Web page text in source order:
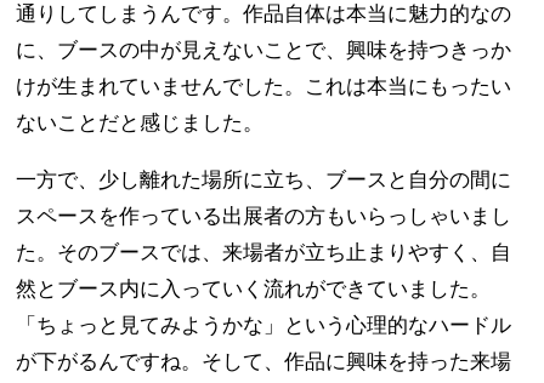
通りしてしまうんです。作品自体は本当に魅力的なの
に、ブースの中が見えないことで、興味を持つきっか
けが生まれていませんでした。これは本当にもったい
ないことだと感じました。
一方で、少し離れた場所に立ち、ブースと自分の間に
スペースを作っている出展者の方もいらっしゃいまし
た。そのブースでは、来場者が立ち止まりやすく、自
然とブース内に入っていく流れができていました。
「ちょっと見てみようかな」という心理的なハードル
が下がるんですね。そして、作品に興味を持った来場